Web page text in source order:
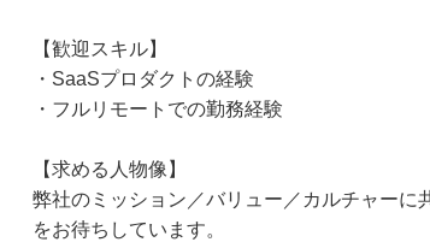
【歓迎スキル】
・SaaSプロダクトの経験
・フルリモートでの勤務経験
【求める人物像】
弊社のミッション／バリュー／カルチャーに
をお待ちしています。